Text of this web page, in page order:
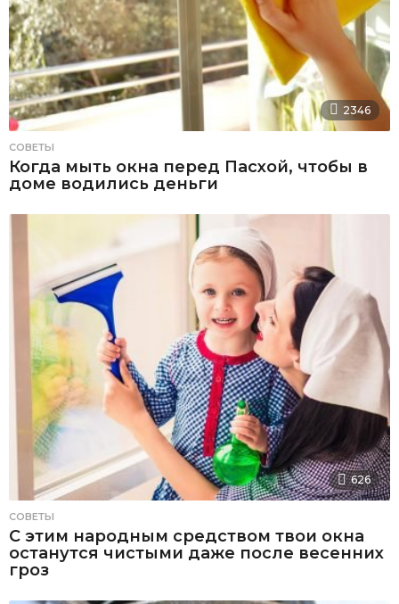
2346
СОВЕТЫ
Когда мыть окна перед Пасхой, чтобы в
доме водились деньги
626
СОВЕТЫ
С этим народным средством твои окна
останутся чистыми даже после весенних
гроз